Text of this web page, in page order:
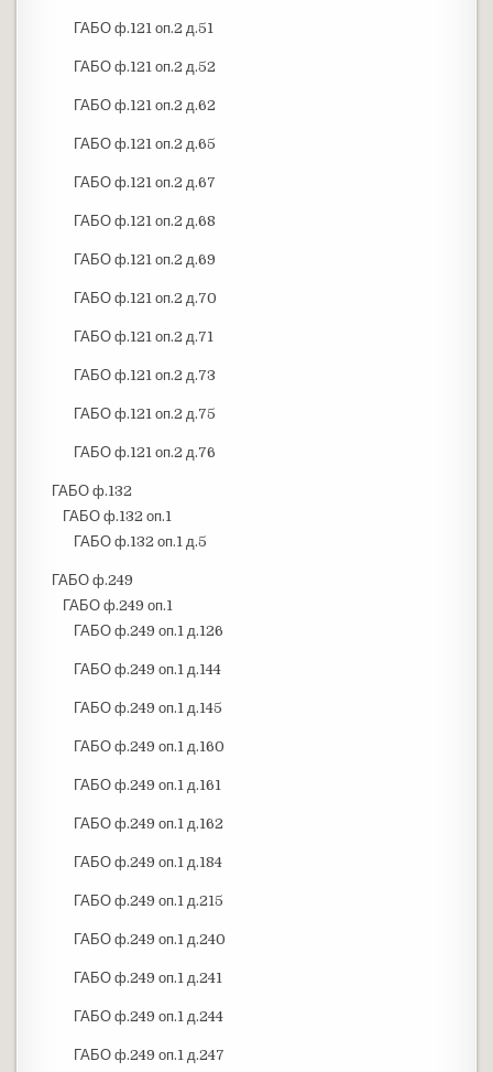
ГАБО ф.121 оп.2 д.51
ГАБО ф.121 оп.2 д.52
ГАБО ф.121 оп.2 д.62
ГАБО ф.121 оп.2 д.65
ГАБО ф.121 оп.2 д.67
ГАБО ф.121 оп.2 д.68
ГАБО ф.121 оп.2 д.69
ГАБО ф.121 оп.2 д.70
ГАБО ф.121 оп.2 д.71
ГАБО ф.121 оп.2 д.73
ГАБО ф.121 оп.2 д.75
ГАБО ф.121 оп.2 д.76
ГАБО ф.132
ГАБО ф.132 оп.1
ГАБО ф.132 оп.1 д.5
ГАБО ф.249
ГАБО ф.249 оп.1
ГАБО ф.249 оп.1 д.126
ГАБО ф.249 оп.1 д.144
ГАБО ф.249 оп.1 д.145
ГАБО ф.249 оп.1 д.160
ГАБО ф.249 оп.1 д.161
ГАБО ф.249 оп.1 д.162
ГАБО ф.249 оп.1 д.184
ГАБО ф.249 оп.1 д.215
ГАБО ф.249 оп.1 д.240
ГАБО ф.249 оп.1 д.241
ГАБО ф.249 оп.1 д.244
ГАБО ф.249 оп.1 д.247